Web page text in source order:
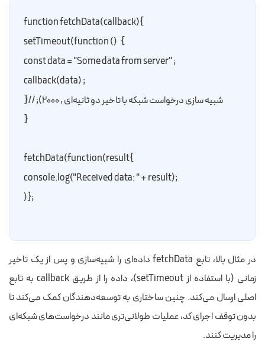
}function fetchData(callback)
}   () setTimeout(function
{
}fetchData(function(result
;{(
در مثال بالا، تابع fetchDataداده‌ای را شبیه‌سازی و پس از یک تاخیر
زمانی (با استفاده ازsetTimeout
)، داده را از طریق callback به تابع
اصلی ارسال می‌کند. چنین ساختاری به توسعه‌دهندگان کمک می‌کند تا
بدون توقف اجرای کد، عملیات طولانی‌تری مانند درخواست‌های شبکه‌ای
را مدیریت کنند.